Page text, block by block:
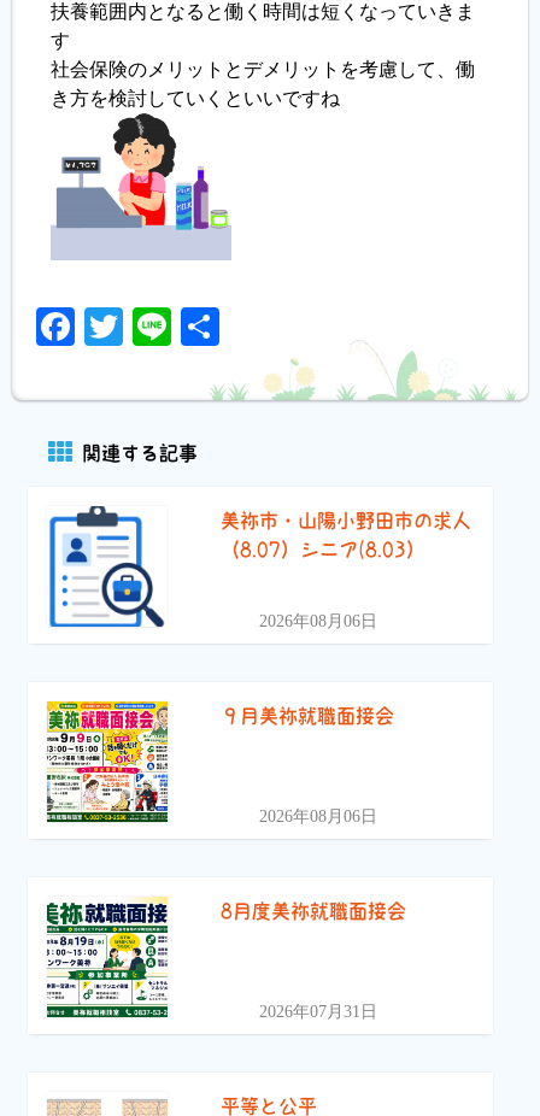
扶養範囲内となると働く時間は短くなっていきま
す
社会保険のメリットとデメリットを考慮して、働
き方を検討していくといいですね
Facebook
Twitter
Line
関連する記事
美祢市・山陽小野田市の求人
（8.07）シニア(8.03）
2026年08月06日
９月美祢就職面接会
2026年08月06日
8月度美祢就職面接会
2026年07月31日
平等と公平